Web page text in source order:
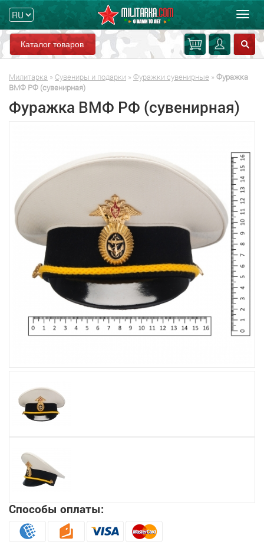
Каталог товаров
Милитарка » Сувениры и подарки » Фуражки сувенирные » Фуражка
ВМФ РФ (сувенирная)
Фуражка ВМФ РФ (сувенирная)
Способы оплаты: